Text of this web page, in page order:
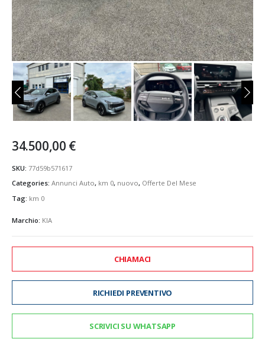
34.500,00 €
SKU: 77d59b571617
Categories: Annunci Auto, km 0, nuovo, Offerte Del Mese
Tag: km 0
Marchio: KIA
CHIAMACI
RICHIEDI PREVENTIVO
SCRIVICI SU WHATSAPP